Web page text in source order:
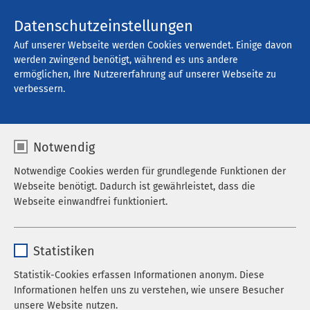
Offene Stellen
Filter
785 Stellenangebote gefunden
Datenschutzeinstellungen
Auf unserer Webseite werden Cookies verwendet. Einige davon
werden zwingend benötigt, während es uns andere
ermöglichen, Ihre Nutzererfahrung auf unserer Webseite zu
verbessern.
Notwendig
Notwendige Cookies werden für grundlegende Funktionen der
Webseite benötigt. Dadurch ist gewährleistet, dass die
Webseite einwandfrei funktioniert.
Laufzeit 278 Tage
Statistiken
Statistik-Cookies erfassen Informationen anonym. Diese
Informationen helfen uns zu verstehen, wie unsere Besucher
unsere Website nutzen.